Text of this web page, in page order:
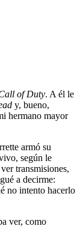
of Duty. A él le
y, bueno,
hermano mayor
armó su
según le
transmisiones,
a decirme:
no intento hacerlo
ver, como